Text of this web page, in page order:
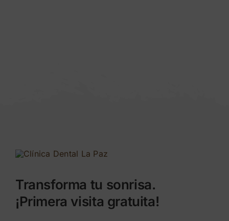
Transforma tu sonrisa.
¡Primera visita gratuita!